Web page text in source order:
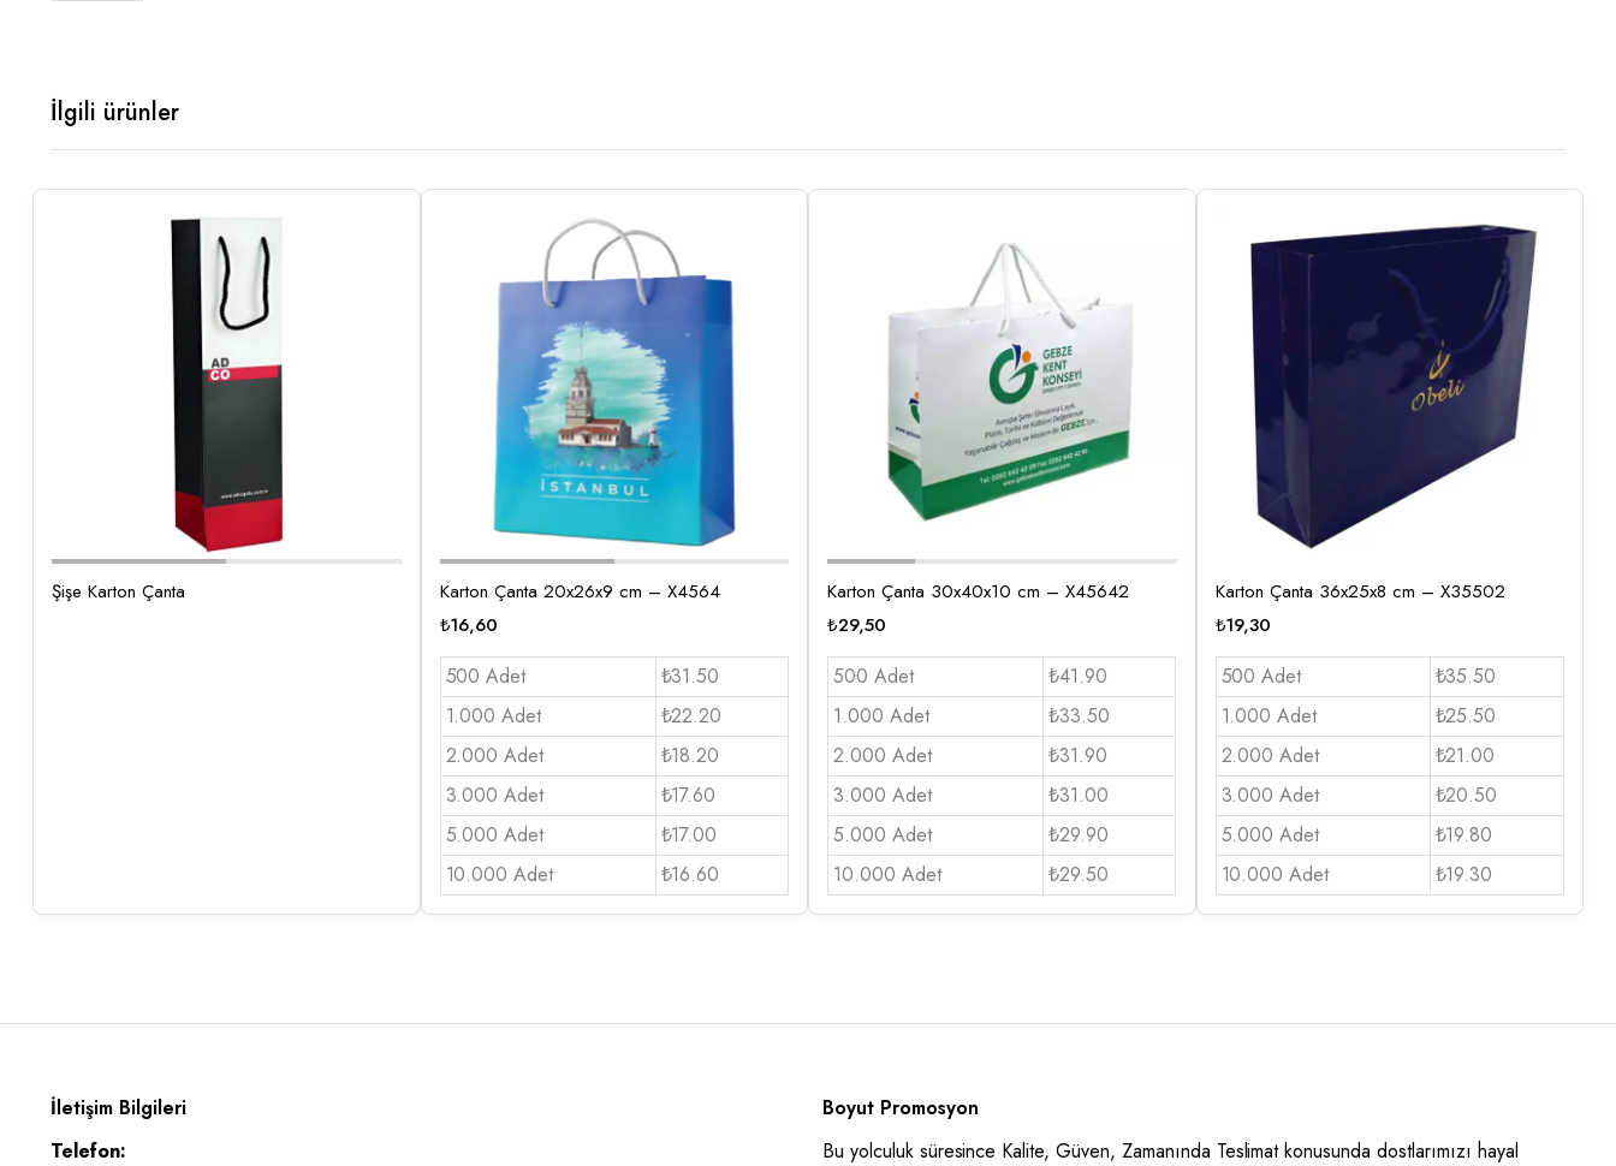
İlgili ürünler
Şişe Karton Çanta
Karton Çanta 20x26x9 cm – X4564
₺16,60
500 Adet
₺31.50
1.000 Adet
₺22.20
2.000 Adet
₺18.20
3.000 Adet
₺17.60
5.000 Adet
₺17.00
10.000 Adet
₺16.60
Karton Çanta 30x40x10 cm – X45642
₺29,50
500 Adet
₺41.90
1.000 Adet
₺33.50
2.000 Adet
₺31.90
3.000 Adet
₺31.00
5.000 Adet
₺29.90
10.000 Adet
₺29.50
Karton Çanta 36x25x8 cm – X35502
₺19,30
500 Adet
₺35.50
1.000 Adet
₺25.50
2.000 Adet
₺21.00
3.000 Adet
₺20.50
5.000 Adet
₺19.80
10.000 Adet
₺19.30
İletişim Bilgileri
Telefon:
Boyut Promosyon
Bu yolculuk süresince Kalite, Güven, Zamanında Teslimat konusunda dostlarımızı hayal